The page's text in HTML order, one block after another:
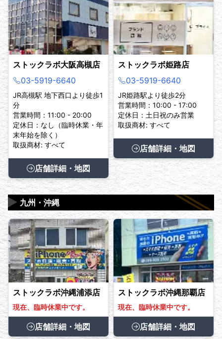
ストックラボ大阪高槻店
03-5919-6640
JR高槻駅 地下西口より徒歩1
分
営業時間：11:00 - 20:00
定休日：なし（臨時休業・年
末年始を除く）
取扱商材: すべて
店舗詳細・地図
ストックラボ姫路店
03-5919-6640
JR姫路駅より徒歩2分
営業時間：10:00 - 17:00
定休日：土日祝のみ営業
取扱商材: すべて
店舗詳細・地図
九州・沖縄
▶
ストックラボ沖縄浦添店
現在、臨時休業中です。
店舗詳細・地図
ストックラボ沖縄那覇店
現在、臨時休業中です。
店舗詳細・地図